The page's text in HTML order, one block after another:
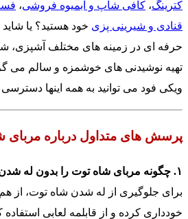
کترینگ، کافی شاپ و آبمیوه فروشی،
قنادی و شیرینی پزی خود هستید؟ یا
حرفه ای در زمینه های مختلف آشپزی،
تهیه نوشیدنی های خوشمزه و سالم می
ویکی فود می توانید به همه اینها
پرسش های متداول درباره مربای
۱. چگونه مربای شاه توت را بدون له شدن میوه تهیه کنیم؟
برای جلوگیری از له شدن شاه توت، از
خودداری کرده و از قابلمه لعابی استفاده